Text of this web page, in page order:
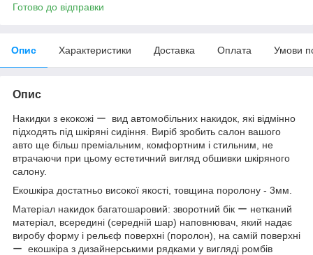
Готово до відправки
Опис Характеристики Доставка Оплата Умови
Опис
Накидки з екокожі ー вид автомобільних накидок, які відмінно
підходять під шкіряні сидіння. Виріб зробить салон вашого
авто ще більш преміальним, комфортним і стильним, не
втрачаючи при цьому естетичний вигляд обшивки шкіряного
салону.
Екошкіра достатньо високої якості, товщина поролону - 3мм.
Матеріал накидок багатошаровий: зворотний бік ー нетканий
матеріал, всередині (середній шар) наповнювач, який надає
виробу форму і рельєф поверхні (поролон), на самій поверхні
ー екошкіра з дизайнерськими рядками у вигляді ромбів